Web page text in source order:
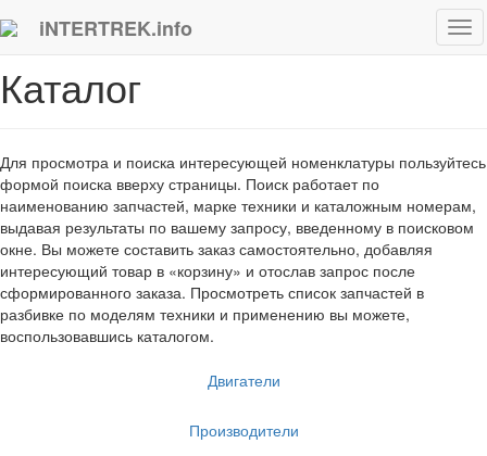
iNTERTREK.info
Каталог
Для просмотра и поиска интересующей номенклатуры пользуйтесь
формой поиска вверху страницы. Поиск работает по
наименованию запчастей, марке техники и каталожным номерам,
выдавая результаты по вашему запросу, введенному в поисковом
окне. Вы можете составить заказ самостоятельно, добавляя
интересующий товар в «корзину» и отослав запрос после
сформированного заказа. Просмотреть список запчастей в
разбивке по моделям техники и применению вы можете,
воспользовавшись каталогом.
Двигатели
Производители